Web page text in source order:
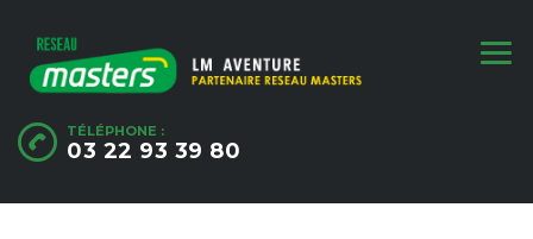
TÉLÉPHONE :
03 22 93 39 80